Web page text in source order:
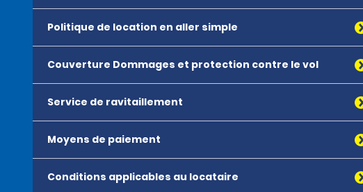
Politique de location en aller simple
Couverture Dommages et protection contre le vol
Service de ravitaillement
Moyens de paiement
Conditions applicables au locataire